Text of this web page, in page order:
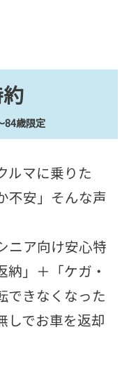
84歳限定
ルマに乗りた
不安」そんな声
ニア向け安心特
」＋「ケガ・
できなくなった
しでお車を返却